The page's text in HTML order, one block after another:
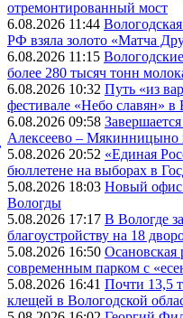
отремонтированный мост
6.08.2026 11:44
РФ взяла золото «Матча
6.08.2026 11:15
более 280 тысяч тонн
6.08.2026 10:32 Путь «из
фестивале «Небо славян» в
6.08.2026 09:58
Алексеево – Мякинницыно
5.08.2026 20:52 «Единая
бюллетене на выборах в
5.08.2026 18:03 Новый офис
Вологды
5.08.2026 17:17 В Вологде
благоустройству на 18
5.08.2026 16:50 Осановская
современным парком с
5.08.2026 16:41 Почти 13,5
клещей в Вологодской